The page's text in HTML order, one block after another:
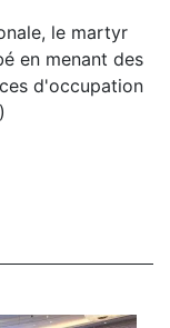
le martyr
en menant des
d'occupation